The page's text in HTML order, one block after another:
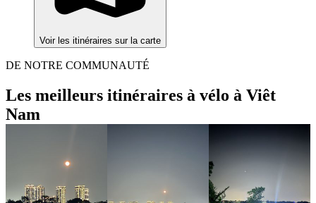
Voir les itinéraires sur la carte
DE NOTRE COMMUNAUTÉ
Les meilleurs itinéraires à vélo à Viêt
Nam